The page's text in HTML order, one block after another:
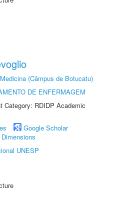
(Câmpus de Botucatu)
DE ENFERMAGEM
Category: RDIDP Academic
Google Scholar
Dimensions
UNESP